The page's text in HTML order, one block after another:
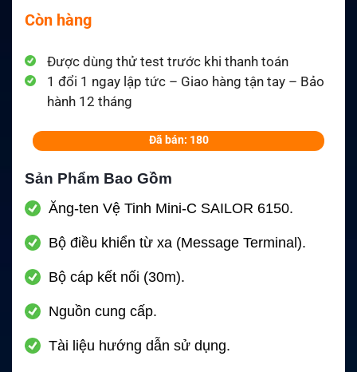
Còn hàng
Được dùng thử test trước khi thanh toán
1 đổi 1 ngay lập tức – Giao hàng tận tay – Bảo
hành 12 tháng
Đã bán: 180
Sản Phẩm Bao Gồm
Ăng-ten Vệ Tinh Mini-C SAILOR 6150.
Bộ điều khiển từ xa (Message Terminal).
Bộ cáp kết nối (30m).
Nguồn cung cấp.
Tài liệu hướng dẫn sử dụng.